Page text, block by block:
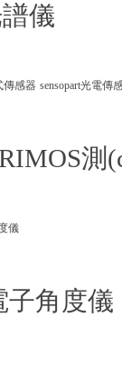
儀
傳感器 sensopart光電傳
測
儀
子角度儀